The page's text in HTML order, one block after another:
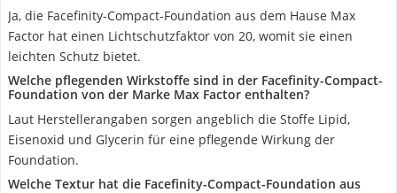
Ja, die Facefinity-Compact-Foundation aus dem Hause Max
Factor hat einen Lichtschutzfaktor von 20, womit sie einen
leichten Schutz bietet.
Welche pflegenden Wirkstoffe sind in der Facefinity-Compact-
Foundation von der Marke Max Factor enthalten?
Laut Herstellerangaben sorgen angeblich die Stoffe Lipid,
Eisenoxid und Glycerin für eine pflegende Wirkung der
Foundation.
Welche Textur hat die Facefinity-Compact-Foundation aus